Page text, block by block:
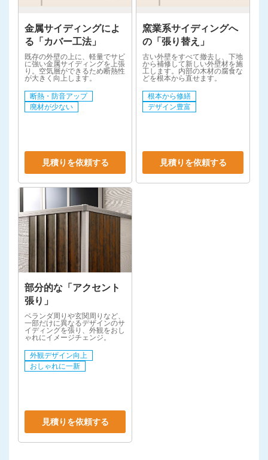
金属サイディングによ
る「カバー工法」
既存の外壁の上に、軽量でサビ
に強い金属サイディングを上張
り。空気層ができるため断熱性
が大きく向上します。
断熱・防音アップ
廃材が少ない
見積りを依頼する
窯業系サイディングへ
の「張り替え」
古い外壁をすべて撤去し、下地
から補修して新しい外壁材を施
工します。内部の木材の腐食な
どを根本から直せます。
根本から修繕
デザイン豊富
見積りを依頼する
部分的な「アクセント
張り」
ベランダ周りや玄関周りなど、
一部だけに異なるデザインのサ
イディングを張り、外観をおし
ゃれにイメージチェンジ。
外観デザイン向上
おしゃれに一新
見積りを依頼する